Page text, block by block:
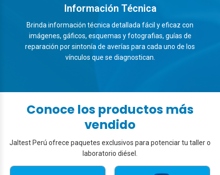
Información Técnica
Brinda información técnica detallada fácil y eficaz con
imágenes, gáficos, esquemas y fotografias, guías de
reparación por sintonía de averías para cada uno de los
vínculos que se diagnostican.
Conoce los productos más
vendido
Jaltest Perú ofrece paquetes exclusivos para potenciar tu taller o
laboratorio diésel.